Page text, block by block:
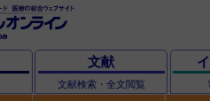
文献
文献検索・全文閲覧